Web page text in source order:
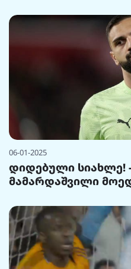
06-01-2025
დიდებული სიახლე!
მამარდაშვილი